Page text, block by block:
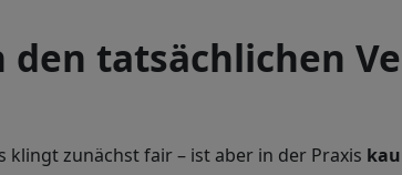
tatsächlichen
zunächst fair – ist aber in der Praxis